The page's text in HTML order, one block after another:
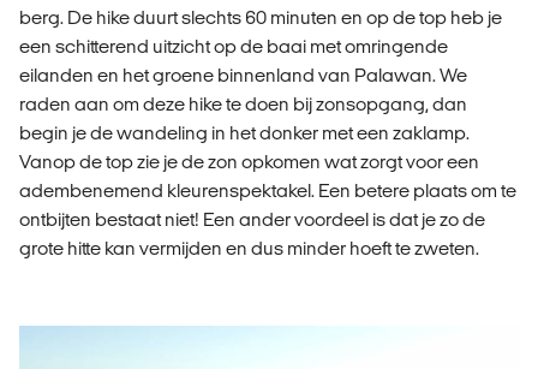
berg. De hike duurt slechts 60 minuten en op de top heb je
een schitterend uitzicht op de baai met omringende
eilanden en het groene binnenland van Palawan. We
raden aan om deze hike te doen bij zonsopgang, dan
begin je de wandeling in het donker met een zaklamp.
Vanop de top zie je de zon opkomen wat zorgt voor een
adembenemend kleurenspektakel. Een betere plaats om te
ontbijten bestaat niet! Een ander voordeel is dat je zo de
grote hitte kan vermijden en dus minder hoeft te zweten.